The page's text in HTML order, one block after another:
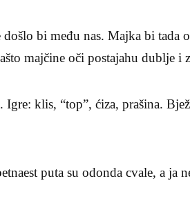
bi među nas. Majka bi tada
majčine oči postajahu dublje
klis, “top”, ćiza, prašina.
puta su odonda cvale, a ja